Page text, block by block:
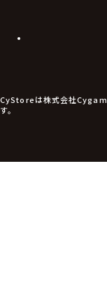
CyStoreは株式会社
す。